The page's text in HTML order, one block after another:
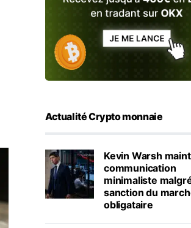
Actualité Crypto monnaie
Kevin Warsh
communication
minimaliste
sanction du
obligataire